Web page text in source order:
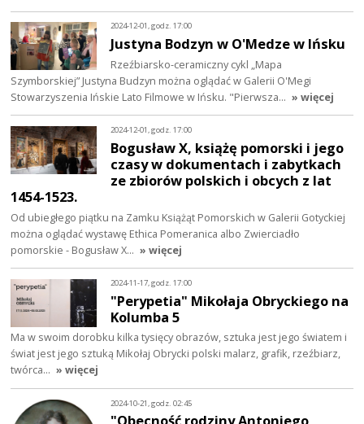
2024-12-01, godz. 17:00
Justyna Bodzyn w O'Medze w Ińsku
Rzeźbiarsko-ceramiczny cykl „Mapa
Szymborskiej” Justyna Budzyn można oglądać w Galerii O'Megi
Stowarzyszenia Ińskie Lato Filmowe w Ińsku. "Pierwsza… » więcej
2024-12-01, godz. 17:00
Bogusław X, książę pomorski i jego
czasy w dokumentach i zabytkach
ze zbiorów polskich i obcych z lat
1454-1523.
Od ubiegłego piątku na Zamku Książąt Pomorskich w Galerii Gotyckiej
można oglądać wystawę Ethica Pomeranica albo Zwierciadło
pomorskie - Bogusław X… » więcej
2024-11-17, godz. 17:00
"Perypetia" Mikołaja Obryckiego na
Kolumba 5
Ma w swoim dorobku kilka tysięcy obrazów, sztuka jest jego światem i
świat jest jego sztuką Mikołaj Obrycki polski malarz, grafik, rzeźbiarz,
twórca… » więcej
2024-10-21, godz. 02:45